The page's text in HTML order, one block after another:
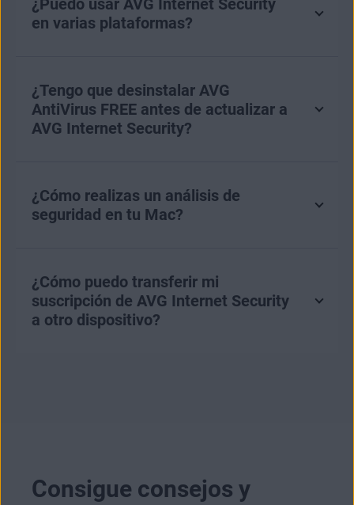
¿Puedo usar AVG Internet Security
en varias plataformas?
¿Tengo que desinstalar AVG
AntiVirus FREE antes de actualizar a
AVG Internet Security?
¿Cómo realizas un análisis de
seguridad en tu Mac?
¿Cómo puedo transferir mi
suscripción de AVG Internet Security
a otro dispositivo?
Consigue consejos y